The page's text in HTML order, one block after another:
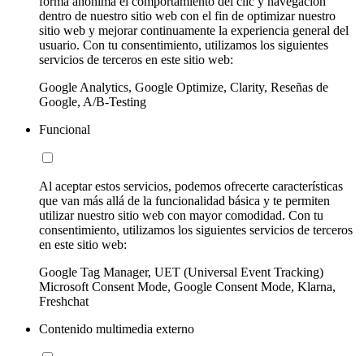
dentro de nuestro sitio web con el fin de optimizar nuestro
sitio web y mejorar continuamente la experiencia general del
usuario. Con tu consentimiento, utilizamos los siguientes
servicios de terceros en este sitio web:
Google Analytics, Google Optimize, Clarity, Reseñas de
Google, A/B-Testing
Funcional
Al aceptar estos servicios, podemos ofrecerte características
que van más allá de la funcionalidad básica y te permiten
utilizar nuestro sitio web con mayor comodidad. Con tu
consentimiento, utilizamos los siguientes servicios de terceros
en este sitio web:
Google Tag Manager, UET (Universal Event Tracking)
Microsoft Consent Mode, Google Consent Mode, Klarna,
Freshchat
Contenido multimedia externo